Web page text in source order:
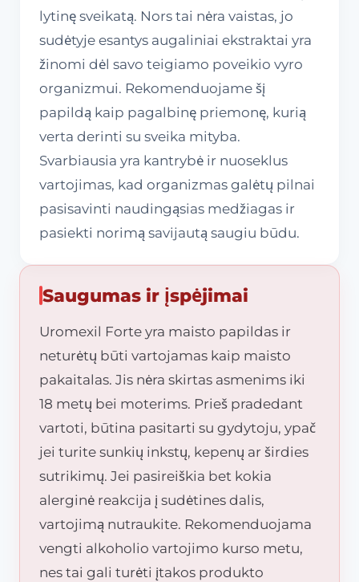
lytinę sveikatą. Nors tai nėra vaistas, jo
sudėtyje esantys augaliniai ekstraktai yra
žinomi dėl savo teigiamo poveikio vyro
organizmui. Rekomenduojame šį
papildą kaip pagalbinę priemonę, kurią
verta derinti su sveika mityba.
Svarbiausia yra kantrybė ir nuoseklus
vartojimas, kad organizmas galėtų pilnai
pasisavinti naudingąsias medžiagas ir
pasiekti norimą savijautą saugiu būdu.
Saugumas ir įspėjimai
Uromexil Forte yra maisto papildas ir
neturėtų būti vartojamas kaip maisto
pakaitalas. Jis nėra skirtas asmenims iki
18 metų bei moterims. Prieš pradedant
vartoti, būtina pasitarti su gydytoju, ypač
jei turite sunkių inkstų, kepenų ar širdies
sutrikimų. Jei pasireiškia bet kokia
alerginė reakcija į sudėtines dalis,
vartojimą nutraukite. Rekomenduojama
vengti alkoholio vartojimo kurso metu,
nes tai gali turėti įtakos produkto